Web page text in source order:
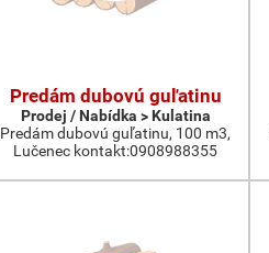
Predám dubovú guľatinu
Prodej / Nabídka > Kulatina
Predám dubovú guľatinu, 100 m3,
Lučenec kontakt:0908988355